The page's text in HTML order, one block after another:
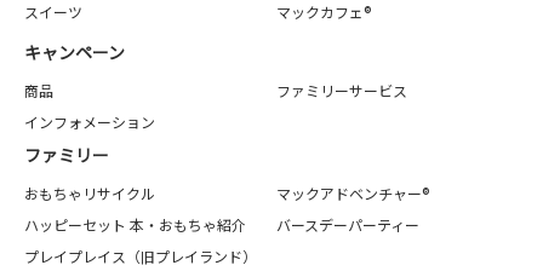
スイーツ
マックカフェ®
キャンペーン
商品
ファミリーサービス
インフォメーション
ファミリー
おもちゃリサイクル
マックアドベンチャー®
ハッピーセット 本・おもちゃ紹介
バースデーパーティー
プレイプレイス（旧プレイランド）